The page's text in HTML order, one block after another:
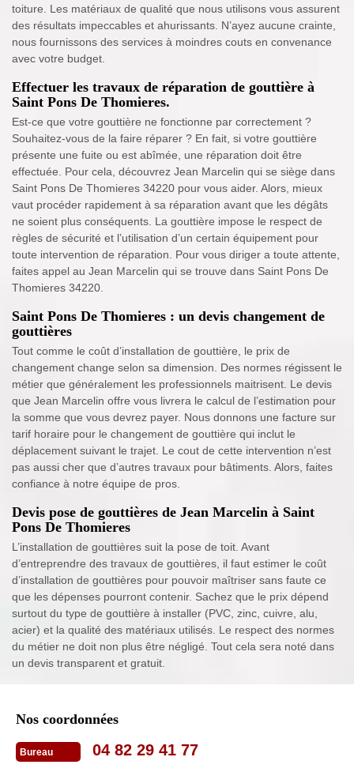
toiture. Les matériaux de qualité que nous utilisons vous assurent
des résultats impeccables et ahurissants. N’ayez aucune crainte,
nous fournissons des services à moindres couts en convenance
avec votre budget.
Effectuer les travaux de réparation de gouttière à
Saint Pons De Thomieres.
Est-ce que votre gouttière ne fonctionne par correctement ?
Souhaitez-vous de la faire réparer ? En fait, si votre gouttière
présente une fuite ou est abîmée, une réparation doit être
effectuée. Pour cela, découvrez Jean Marcelin qui se siège dans
Saint Pons De Thomieres 34220 pour vous aider. Alors, mieux
vaut procéder rapidement à sa réparation avant que les dégâts
ne soient plus conséquents. La gouttière impose le respect de
règles de sécurité et l’utilisation d’un certain équipement pour
toute intervention de réparation. Pour vous diriger a toute attente,
faites appel au Jean Marcelin qui se trouve dans Saint Pons De
Thomieres 34220.
Saint Pons De Thomieres : un devis changement de
gouttières
Tout comme le coût d’installation de gouttière, le prix de
changement change selon sa dimension. Des normes régissent le
métier que généralement les professionnels maitrisent. Le devis
que Jean Marcelin offre vous livrera le calcul de l’estimation pour
la somme que vous devrez payer. Nous donnons une facture sur
tarif horaire pour le changement de gouttière qui inclut le
déplacement suivant le trajet. Le cout de cette intervention n’est
pas aussi cher que d’autres travaux pour bâtiments. Alors, faites
confiance à notre équipe de pros.
Devis pose de gouttières de Jean Marcelin à Saint
Pons De Thomieres
L’installation de gouttières suit la pose de toit. Avant
d’entreprendre des travaux de gouttières, il faut estimer le coût
d’installation de gouttières pour pouvoir maîtriser sans faute ce
que les dépenses pourront contenir. Sachez que le prix dépend
surtout du type de gouttière à installer (PVC, zinc, cuivre, alu,
acier) et la qualité des matériaux utilisés. Le respect des normes
du métier ne doit non plus être négligé. Tout cela sera noté dans
un devis transparent et gratuit.
Nos coordonnées
Bureau 04 82 29 41 77